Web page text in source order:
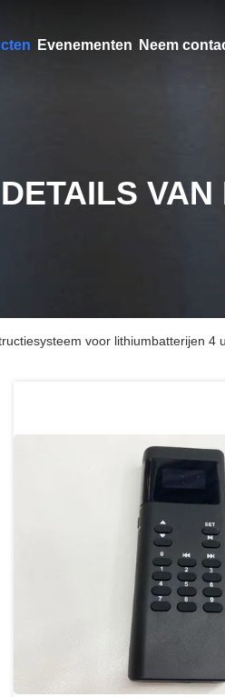
Evenementen Neem
DETAILS
voor lithiumbatterijen 4